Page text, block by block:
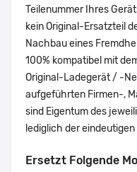
Teilenummer Ihres
kein Original-Ersatzteil
Nachbau eines
100% kompatibel mit
Original-Ladegerät / -
aufgeführten Firmen-,
sind Eigentum des
lediglich der
Ersetzt Folgende